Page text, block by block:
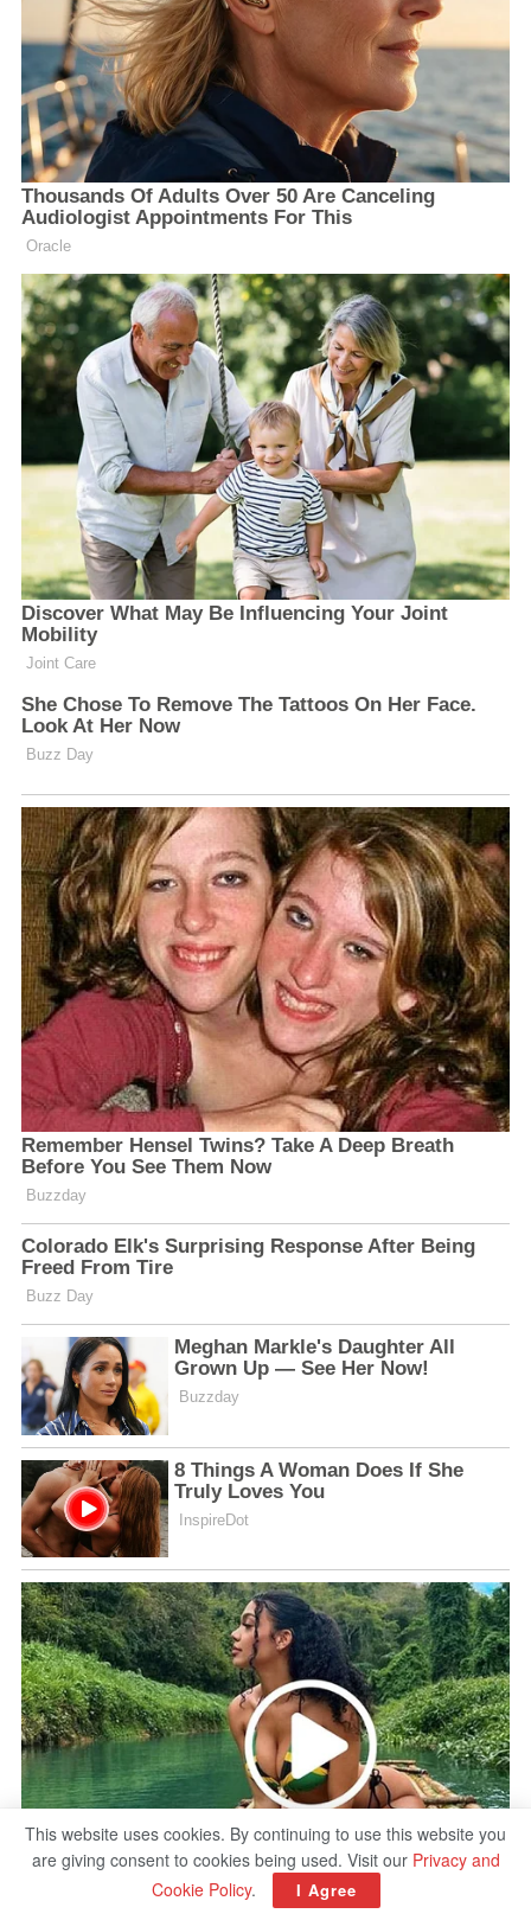
This website uses cookies. By continuing to use this website you
are giving consent to cookies being used. Visit our Privacy and
Cookie Policy. I Agree